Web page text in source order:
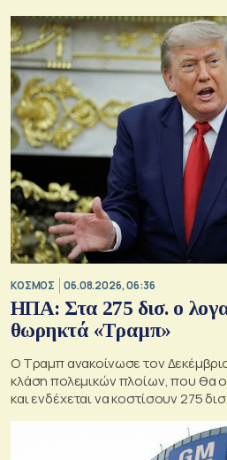
ΚΟΣΜΟΣ 06.08.2026, 06:36
ΗΠΑ: Στα 275 δισ. ο
θωρηκτά «Τραμπ»
Ο Τραμπ ανακοίνωσε τον
κλάση πολεμικών πλοίων, που θα
και ενδέχεται να κοστίσουν 275
εκτιμήσεις του Κογκρέσου.